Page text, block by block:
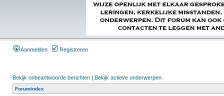
Aanmelden Registreren
Bekijk onbeantwoorde berichten | Bekijk actieve onderwerpen
Forumindex